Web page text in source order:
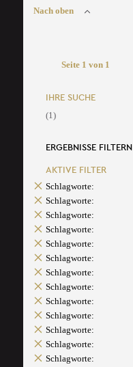
Nach oben
Seite 1 von 1
IHRE SUCHE
(1)
ERGEBNISSE FILTERN
AKTIVE FILTER
Schlagworte:
Schlagworte:
Schlagworte:
Schlagworte:
Schlagworte:
Schlagworte:
Schlagworte:
Schlagworte:
Schlagworte:
Schlagworte:
Schlagworte:
Schlagworte:
Schlagworte: